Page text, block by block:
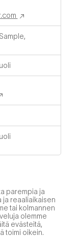
parempia ja
ja reaaliaikaisen
tai kolmannen
olemme
evästeitä,
toimi oikein.